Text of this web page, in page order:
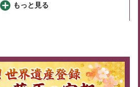
もっと見る